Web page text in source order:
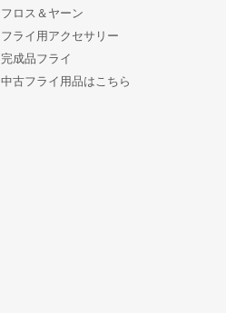
フロス＆ヤーン
フライ用アクセサリー
完成品フライ
中古フライ用品はこちら